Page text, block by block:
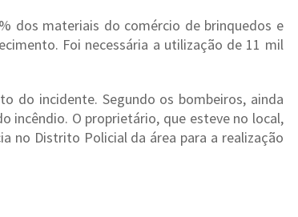
dos materiais do comércio de brinquedos e
Foi necessária a utilização de 11 mil
do incidente. Segundo os bombeiros, ainda
incêndio. O proprietário, que esteve no local,
no Distrito Policial da área para a realização